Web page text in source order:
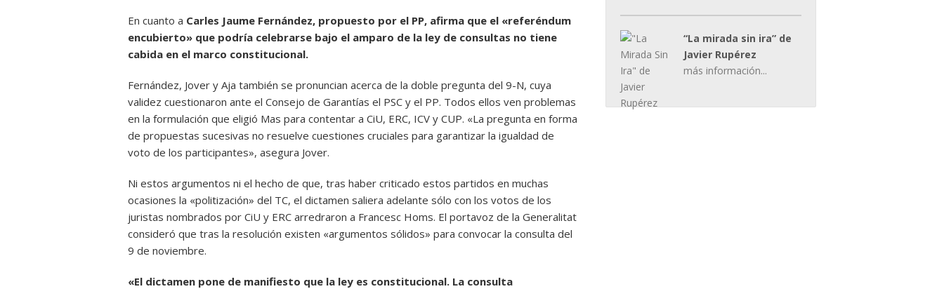
En cuanto a Carles Jaume Fernández, propuesto por el PP, afirma que el «referéndum
encubierto» que podría celebrarse bajo el amparo de la ley de consultas no tiene
cabida en el marco constitucional.
Fernández, Jover y Aja también se pronuncian acerca de la doble pregunta del 9-N, cuya
validez cuestionaron ante el Consejo de Garantías el PSC y el PP. Todos ellos ven problemas
en la formulación que eligió Mas para contentar a CiU, ERC, ICV y CUP. «La pregunta en forma
de propuestas sucesivas no resuelve cuestiones cruciales para garantizar la igualdad de
voto de los participantes», asegura Jover.
Ni estos argumentos ni el hecho de que, tras haber criticado estos partidos en muchas
ocasiones la «politización» del TC, el dictamen saliera adelante sólo con los votos de los
juristas nombrados por CiU y ERC arredraron a Francesc Homs. El portavoz de la Generalitat
consideró que tras la resolución existen «argumentos sólidos» para convocar la consulta del
9 de noviembre.
«El dictamen pone de manifiesto que la ley es constitucional. La consulta
“La mirada sin ira” de
Javier Rupérez
más información...